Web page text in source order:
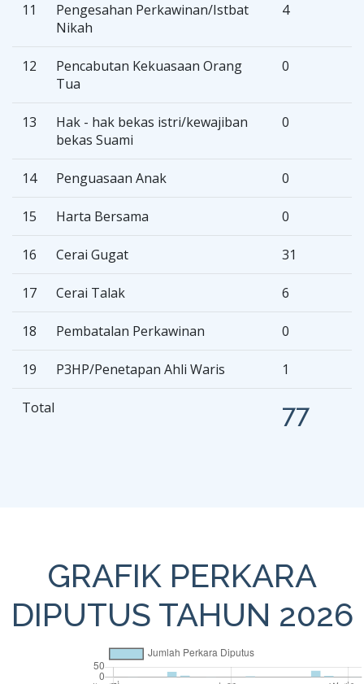
11
Pengesahan Perkawinan/Istbat
Nikah
4
12
Pencabutan Kekuasaan Orang
Tua
0
13
Hak - hak bekas istri/kewajiban
bekas Suami
0
14 Penguasaan Anak 0
15 Harta Bersama 0
16 Cerai Gugat 31
17 Cerai Talak 6
18 Pembatalan Perkawinan 0
19 P3HP/Penetapan Ahli Waris 1
Total 77
GRAFIK PERKARA
DIPUTUS TAHUN 2026